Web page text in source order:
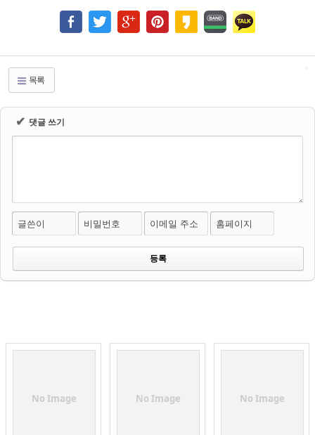
목록
✔ 댓글 쓰기
글쓴이 비밀번호 이메일 주소 홈페이지
No Image No Image No Image